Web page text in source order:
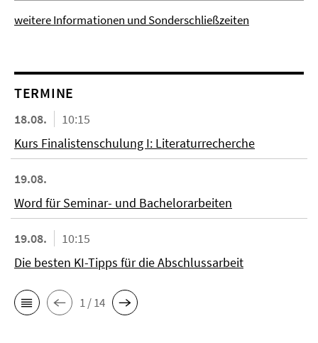
weitere Informationen und Sonderschließzeiten
TERMINE
18.08.
10:15
Kurs Finalistenschulung I: Literaturrecherche
19.08.
Word für Seminar- und Bachelorarbeiten
19.08.
10:15
Die besten KI-Tipps für die Abschlussarbeit
1 / 14